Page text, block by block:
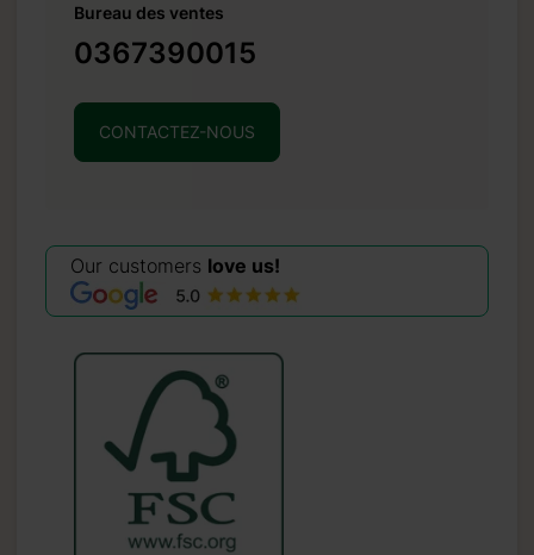
Bureau des ventes
0367390015
CONTACTEZ-NOUS
Our customers love us!